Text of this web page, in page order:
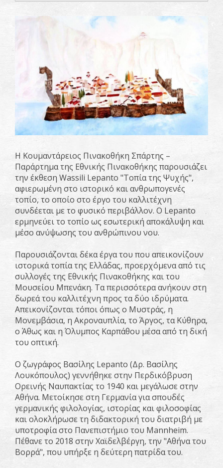
Η Κουμαντάρειος Πινακοθήκη Σπάρτης –
Παράρτημα της Εθνικής Πινακοθήκης παρουσιάζει
την έκθεση Wassili Lepanto "Τοπία της Ψυχής",
αφιερωμένη στο ιστορικό και ανθρωπογενές
τοπίο, το οποίο στο έργο του καλλιτέχνη
συνδέεται με το φυσικό περιβάλλον. Ο Lepanto
ερμηνεύει το τοπίο ως εσωτερική αποκάλυψη και
μέσο ανύψωσης του ανθρώπινου νου.
Παρουσιάζονται δέκα έργα του που απεικονίζουν
ιστορικά τοπία της Ελλάδας, προερχόμενα από τις
συλλογές της Εθνικής Πινακοθήκης και του
Μουσείου Μπενάκη. Τα περισσότερα ανήκουν στη
δωρεά του καλλιτέχνη προς τα δύο ιδρύματα.
Απεικονίζονται τόποι όπως ο Μυστράς, η
Μονεμβάσια, η Ακροναυπλία, το Άργος, τα Κύθηρα,
ο Άθως και η Όλυμπος Καρπάθου μέσα από τη δική
του οπτική.
Ο ζωγράφος Βασίλης Lepanto (Δρ. Βασίλης
Λουκόπουλος) γεννήθηκε στην Περδικόβρυση
Ορεινής Ναυπακτίας το 1940 και μεγάλωσε στην
Αθήνα. Μετοίκησε στη Γερμανία για σπουδές
γερμανικής φιλολογίας, ιστορίας και φιλοσοφίας
και ολοκλήρωσε τη διδακτορική του διατριβή με
υποτροφία στο Πανεπιστήμιο του Mannheim.
Πέθανε το 2018 στην Χαϊδελβέργη, την "Αθήνα του
Βορρά", που υπήρξε η δεύτερη πατρίδα του.